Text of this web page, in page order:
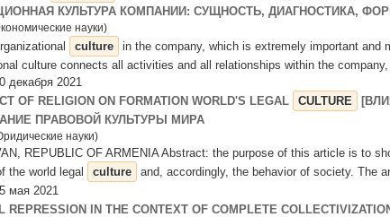
КУЛЬТУРА КОМПАНИИ: СУЩНОСТЬ, ДИАГНОСТИКА,
науки)
culture
in the company, which is extremely important and
culture connects all activities and all relationships within the
декабря 2021
OF RELIGION ON FORMATION WORLD'S LEGAL CULTURE
ПРАВОВОЙ КУЛЬТУРЫ МИРА
науки)
REPUBLIC OF ARMENIA Abstract: the purpose of this article is to
the world legal
culture
and, accordingly, the behavior of society. The
мая 2021
REPRESSION IN THE CONTEXT OF COMPLETE